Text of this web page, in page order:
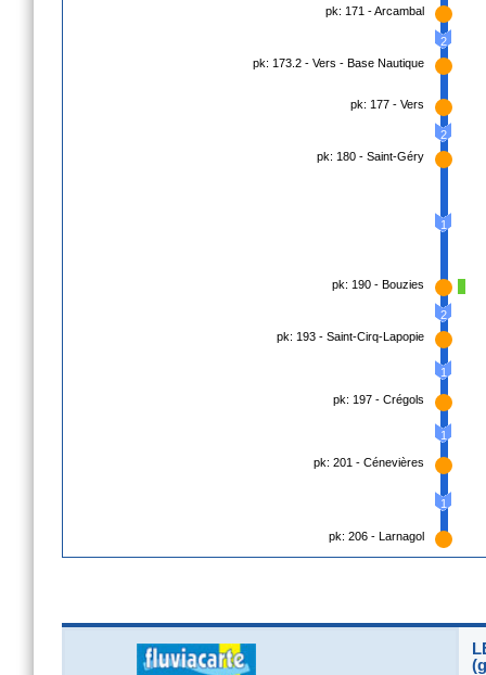
pk: 171 - Arcambal
2
pk: 173.2 - Vers - Base Nautique
pk: 177 - Vers
2
pk: 180 - Saint-Géry
1
pk: 190 - Bouzies
2
pk: 193 - Saint-Cirq-Lapopie
1
pk: 197 - Crégols
1
pk: 201 - Cénevières
1
pk: 206 - Larnagol